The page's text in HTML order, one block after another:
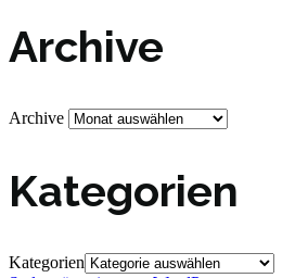
Archive
Archive
Kategorien
Kategorien